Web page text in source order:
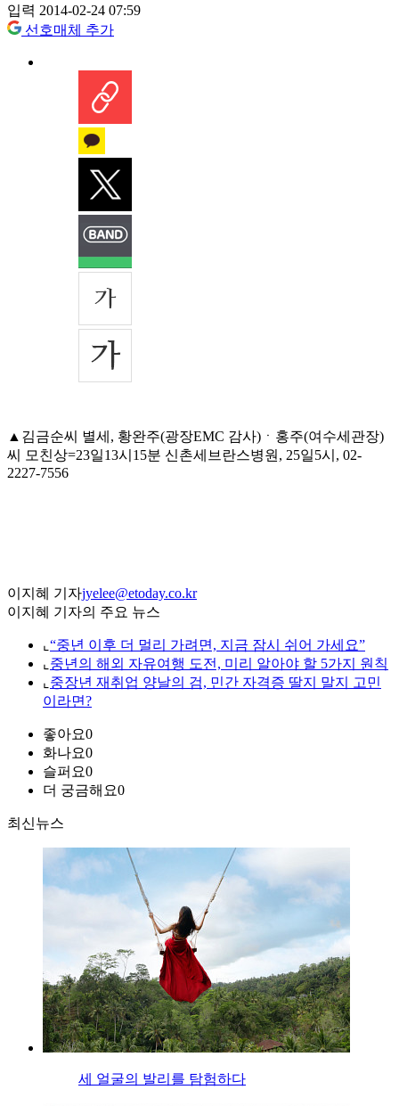
입력 2014-02-24 07:59
선호매체 추가
▲김금순씨 별세, 황완주(광장EMC 감사)ㆍ홍주(여수세관장)
씨 모친상=23일13시15분 신촌세브란스병원, 25일5시, 02-
2227-7556
이지혜 기자jyelee@etoday.co.kr
이지혜 기자의 주요 뉴스
⌞ “중년 이후 더 멀리 가려면, 지금 잠시 쉬어 가세요”
⌞ 중년의 해외 자유여행 도전, 미리 알아야 할 5가지 원칙
⌞ 중장년 재취업 양날의 검, 민간 자격증 딸지 말지 고민
이라면?
좋아요0
화나요0
슬퍼요0
더 궁금해요0
최신뉴스
세 얼굴의 발리를 탐험하다